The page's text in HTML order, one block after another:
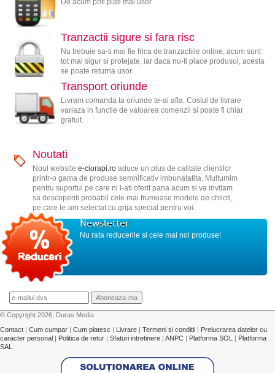
De acum poti plati mai usor
Tranzactii sigure si fara risc
Nu trebuie sa-ti mai fie frica de tranzactiile online, acum sunt
tot mai sigur si protejate, iar daca nu-ti place produsul, acesta
se poate returna usor.
Transport oriunde
Livram comanda ta oriunde te-ai afla. Costul de livrare
variaza in functie de valoarea comenzii si poate fi chiar
gratuit.
Noutati
Noul website e-ciorapi.roaduce un plus de calitate clientilor
printr-o gama de produse semnificativ imbunatatita. Multumim
pentru suportul pe care ni l-ati oferit pana acum si va invitam
sa descoperiti probabil cele mai frumoase modele de chiloti,
pe care le-am selectat cu grija special pentru voi.
Newsletter
Nu rata reducerile si cele mai noi produse!
© Copyright 2026, Duras Media
Contact | Cum cumpar | Cum platesc | Livrare | Termeni si conditii | Prelucrarea datelor cu
caracter personal | Politica de retur | Sfaturi intretinere | ANPC | Platforma SOL | Platforma
SAL